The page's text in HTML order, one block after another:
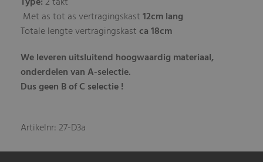
Met as tot as vertragingskast12cm lang
Totale lengte vertragingskastca 18cm
We leveren uitsluitend hoogwaardig materiaal,
onderdelen van A-selectie.
Dus geen B of C selectie !
Artikelnr: 27-D3a